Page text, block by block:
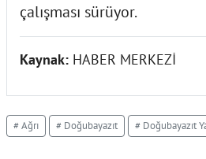
çalışması sürüyor.
Kaynak: HABER MERKEZİ
# Ağrı # Doğubayazıt # Doğubayazıt